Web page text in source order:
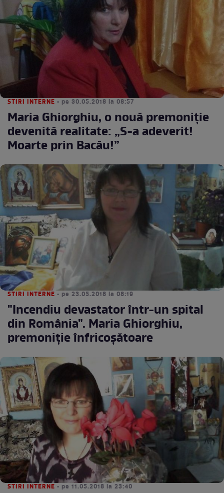
STIRI INTERNE • pe 30.05.2018 la 08:57
Maria Ghiorghiu, o nouă premoniție
devenită realitate: „S-a adeverit!
Moarte prin Bacău!”
STIRI INTERNE • pe 23.05.2018 la 08:19
"Incendiu devastator într-un spital
din România". Maria Ghiorghiu,
premoniție înfricoșătoare
STIRI INTERNE • pe 11.05.2018 la 23:40